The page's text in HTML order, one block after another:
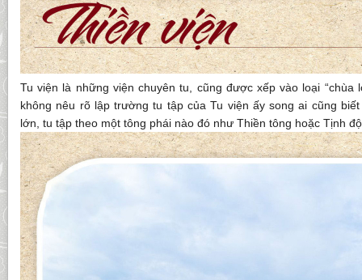
Tu viện là những viện chuyên tu, cũng được xếp vào loại “chùa
không nêu rõ lập trường tu tập của Tu viện ấy song ai cũng
lớn, tu tập theo một tông phái nào đó như Thiền tông hoặc Tịnh